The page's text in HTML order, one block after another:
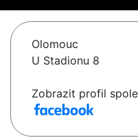
Olomouc
U Stadionu 8
Zobrazit profil